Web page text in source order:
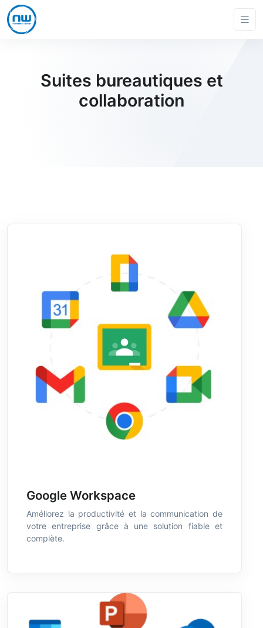
Suites bureautiques et
collaboration
Google Workspace
Améliorez la productivité et la communication de
votre entreprise grâce à une solution fiable et
complète.